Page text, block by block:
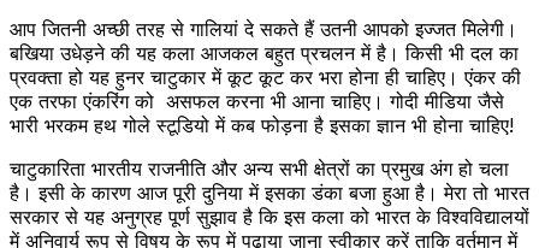
आप जितनी अच्छी तरह से गालियां दे सकते हैं उतनी आपको इज्जत मिलेगी।
बखिया उधेड़ने की यह कला आजकल बहुत प्रचलन में है। किसी भी दल का
प्रवक्ता हो यह हुनर चाटुकार में कूट कूट कर भरा होना ही चाहिए। एंकर की
एक तरफा एंकरिंग को असफल करना भी आना चाहिए। गोदी मीडिया जैसे
भारी भरकम हथ गोले स्टूडियो में कब फोड़ना है इसका ज्ञान भी होना चाहिए!
चाटुकारिता भारतीय राजनीति और अन्य सभी क्षेत्रों का प्रमुख अंग हो चला
है। इसी के कारण आज पूरी दुनिया में इसका डंका बजा हुआ है। मेरा तो भारत
सरकार से यह अनुग्रह पूर्ण सुझाव है कि इस कला को भारत के विश्वविद्यालयों
में अनिवार्य रूप से विषय के रूप में पढ़ाया जाना स्वीकार करें ताकि वर्तमान में